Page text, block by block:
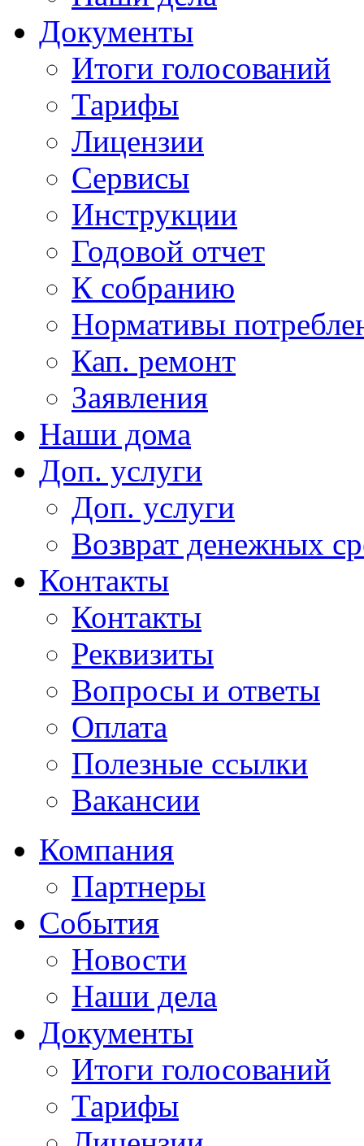
Документы
Итоги голосований
Тарифы
Лицензии
Сервисы
Инструкции
Годовой отчет
К собранию
Нормативы
Кап. ремонт
Заявления
Наши дома
Доп. услуги
Доп. услуги
Возврат денежных
Контакты
Контакты
Реквизиты
Вопросы и ответы
Оплата
Полезные ссылки
Вакансии
Компания
Партнеры
События
Новости
Наши дела
Документы
Итоги голосований
Тарифы